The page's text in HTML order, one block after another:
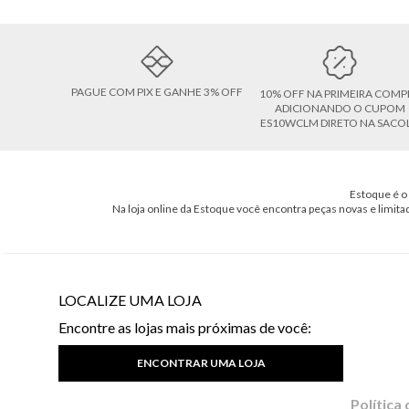
PAGUE COM PIX E GANHE 3% OFF
10% OFF NA PRIMEIRA
ADICIONANDO O CUPOM
ES10WCLM DIRETO NA
Estoque é
Na loja online da Estoque você encontra peças novas e
LOCALIZE UMA LOJA
Encontre as lojas mais próximas de você:
ENCONTRAR UMA LOJA